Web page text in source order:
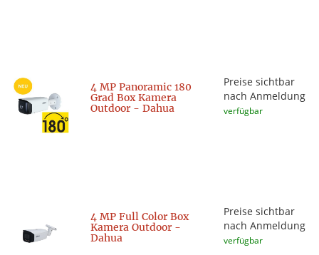
4 MP Panoramic 180
Grad Box Kamera
Outdoor - Dahua
Preise sichtbar
nach Anmeldung
verfügbar
4 MP Full Color Box
Kamera Outdoor -
Dahua
Preise sichtbar
nach Anmeldung
verfügbar